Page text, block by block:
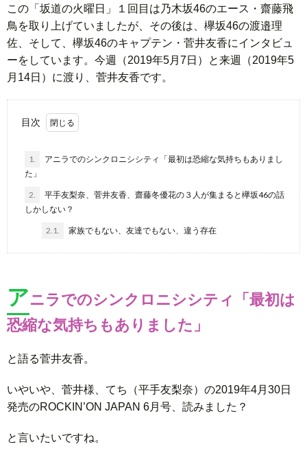
この「坂道の火曜日」１回目は乃木坂46のエース・齋藤飛
鳥を取り上げていましたが、その後は、欅坂46の渡邉理
佐、そして、欅坂46のキャプテン・菅井友香にインタビュ
ーをしています。今週（2019年5月7日）と来週（2019年5
月14日）に渡り、菅井友香です。
目次
1.
アニラでのシンクロニシシティ「最初は恐縮な気持ちもありまし
た」
2.
平手友梨奈、菅井友香、齋藤冬優花の３人が集まると欅坂46の話
しかしない？
2.1. 家族でもない、友達でもない、違う存在
アニラでのシンクロニシシティ「最初は
恐縮な気持ちもありました」
と語る菅井友香。
いやいや、菅井様、てち（平手友梨奈）の2019年4月30日
発売のROCKIN’ON JAPAN 6月号、読みました？
と言いたいですね。